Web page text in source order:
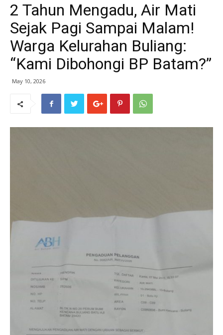
2 Tahun Mengadu, Air Mati
Sejak Pagi Sampai Malam!
Warga Kelurahan Buliang:
“Kami Dibohongi BP Batam?”
May 10, 2026